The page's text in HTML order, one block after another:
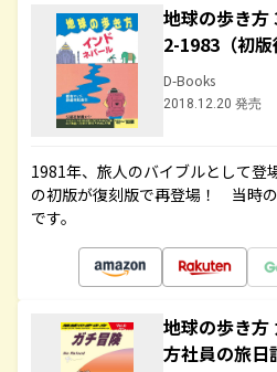
地球の歩き方
2-1983（初版
D-Books
2018.12.20 発売
1981年、旅人のバイブルとして登
の初版が復刻版で再登場！ 当時
です。
地球の歩き方
方社員の旅日